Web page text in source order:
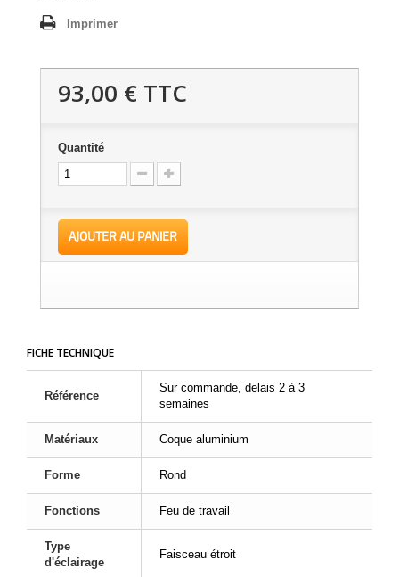
Imprimer
93,00 € TTC
Quantité
AJOUTER AU PANIER
FICHE TECHNIQUE
Référence
Sur commande, delais 2 à 3
semaines
Matériaux Coque aluminium
Forme Rond
Fonctions Feu de travail
Type
d'éclairage
Faisceau étroit